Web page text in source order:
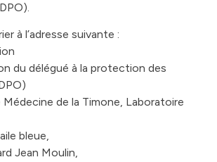
à l’adresse suivante :
du délégué à la protection des
Médecine de la Timone, Laboratoire
bleue,
Jean Moulin,